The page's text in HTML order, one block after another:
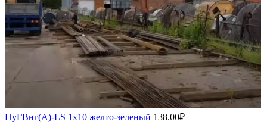
ПуГВнг(А)-LS 1х10 желто-зеленый 138.00₽